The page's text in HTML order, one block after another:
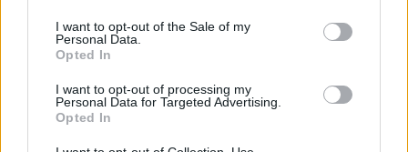
I want to opt-out of the Sale of my
Personal Data.
Opted In
I want to opt-out of processing my
Personal Data for Targeted Advertising.
Opted In